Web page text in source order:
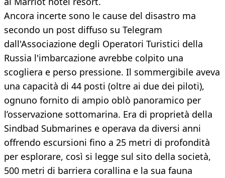
Ancora incerte sono le cause del disastro ma
secondo un post diffuso su Telegram
dall'Associazione degli Operatori Turistici della
Russia l'imbarcazione avrebbe colpito una
scogliera e perso pressione. Il sommergibile aveva
una capacità di 44 posti (oltre ai due dei piloti),
ognuno fornito di ampio oblò panoramico per
l’osservazione sottomarina. Era di proprietà della
Sindbad Submarines e operava da diversi anni
offrendo escursioni fino a 25 metri di profondità
per esplorare, così si legge sul sito della società,
500 metri di barriera corallina e la sua fauna